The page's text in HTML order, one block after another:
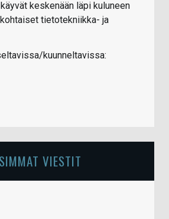
keskenään läpi kuluneen
tietotekniikka- ja
kuunneltavissa:
VIESTIT